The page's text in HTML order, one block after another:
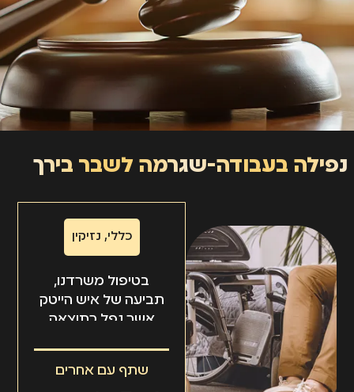
נפילה בעבודה-שגרמה לשבר בירך
כללי, נזיקין
בטיפול משרדנו,
תביעה של איש הייטק
אשר נפל כתוצאה
לו שבר בירך.
שתף עם אחרים